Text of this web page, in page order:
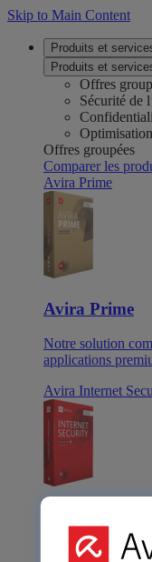
Skip to Main Content
Produits et
Produits et
Offres
Sécurité de
Optimisation
Offres groupées
Comparer les
Avira Prime
Avira Prime
Notre solution
applications
Avira Internet
Notre solution 3-